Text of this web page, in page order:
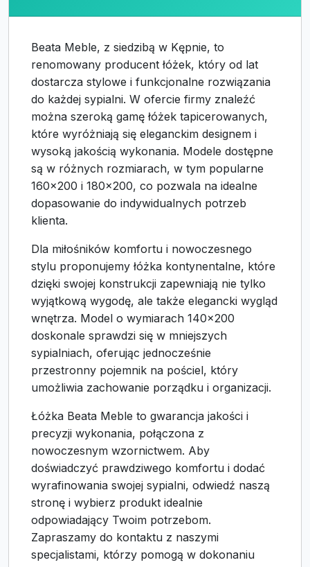
Beata Meble, z siedzibą w Kępnie, to
renomowany producent łóżek, który od lat
dostarcza stylowe i funkcjonalne rozwiązania
do każdej sypialni. W ofercie firmy znaleźć
można szeroką gamę łóżek tapicerowanych,
które wyróżniają się eleganckim designem i
wysoką jakością wykonania. Modele dostępne
są w różnych rozmiarach, w tym popularne
160x200 i 180x200, co pozwala na idealne
dopasowanie do indywidualnych potrzeb
klienta.
Dla miłośników komfortu i nowoczesnego
stylu proponujemy łóżka kontynentalne, które
dzięki swojej konstrukcji zapewniają nie tylko
wyjątkową wygodę, ale także elegancki wygląd
wnętrza. Model o wymiarach 140x200
doskonale sprawdzi się w mniejszych
sypialniach, oferując jednocześnie
przestronny pojemnik na pościel, który
umożliwia zachowanie porządku i organizacji.
Łóżka Beata Meble to gwarancja jakości i
precyzji wykonania, połączona z
nowoczesnym wzornictwem. Aby
doświadczyć prawdziwego komfortu i dodać
wyrafinowania swojej sypialni, odwiedź naszą
stronę i wybierz produkt idealnie
odpowiadający Twoim potrzebom.
Zapraszamy do kontaktu z naszymi
specjalistami, którzy pomogą w dokonaniu